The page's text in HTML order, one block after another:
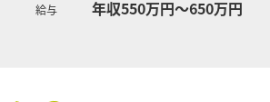
給与 年収550万円～650万円